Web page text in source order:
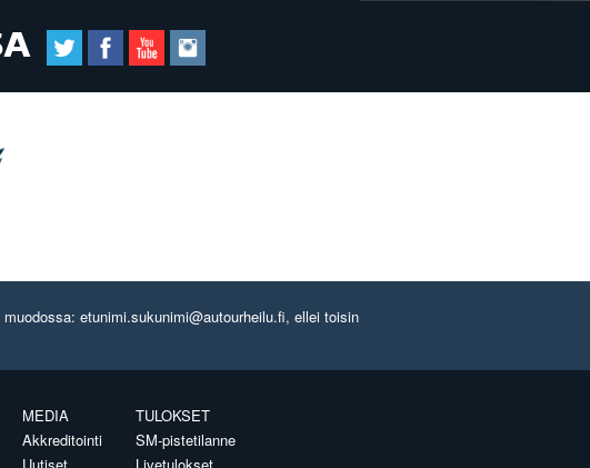
etunimi.sukunimi@autourheilu.fi, ellei toisin
MEDIA
Akkreditointi
TULOKSET
SM-pistetilanne